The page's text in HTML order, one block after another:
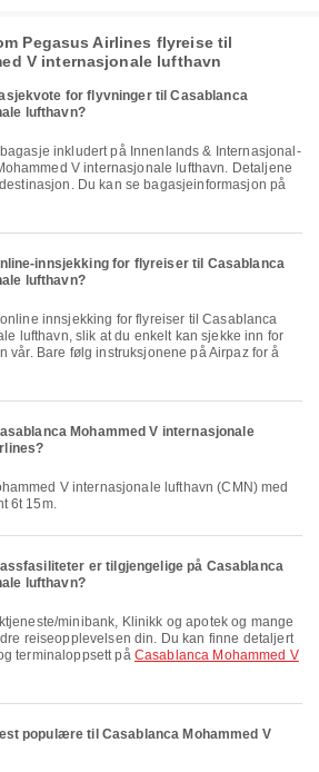
Pegasus Airlines flyreise til
V internasjonale lufthavn
for flyvninger til Casablanca
lufthavn?
V internasjonale lufthavn. Detaljene
Du kan se bagasjeinformasjon på
innsjekking for flyreiser til Casablanca
lufthavn?
lufthavn, slik at du enkelt kan sjekke inn for
vår. Bare følg instruksjonene på Airpaz for å
Mohammed V internasjonale
6t 15m.
er tilgjengelige på Casablanca
lufthavn?
reiseopplevelsen din. Du kan finne detaljert
terminaloppsett på Casablanca Mohammed V
populære til Casablanca Mohammed V